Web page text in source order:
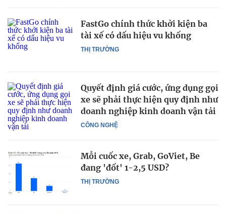
THỊ TRƯỜNG
FastGo chính thức khởi kiện ba
tài xế có dấu hiệu vu khống
CÔNG NGHỆ
Quyết định giá cước, ứng dụng gọi
xe sẽ phải thực hiện quy định như
doanh nghiệp kinh doanh vận tải
THỊ TRƯỜNG
Mỗi cuốc xe, Grab, GoViet, Be
đang 'đốt' 1-2,5 USD?